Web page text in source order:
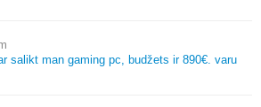
salikt man gaming pc, budžets ir 890€. varu